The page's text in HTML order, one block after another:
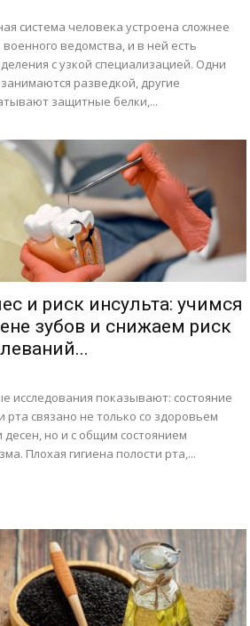
система человека устроена сложнее
ведомства, и в ней есть
с узкой специализацией. Одни
разведкой, другие
защитные белки,...
и риск инсульта: учимся
зубов и снижаем риск
исследования показывают: состояние
рта связано не только со здоровьем
десен, но и с общим состоянием
Плохая гигиена полости рта,...